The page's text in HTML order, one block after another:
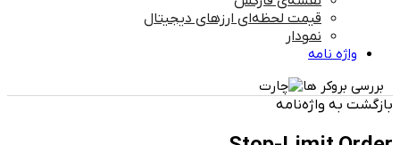
قیمت لحظه‌ای ارزهای دیجیتال
نمودار
واژه نامه
بررسی بروکر ها
بازگشت به واژه‌نامه